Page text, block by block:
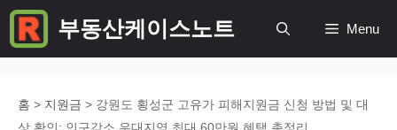
컨
텐
부동산케이스노트 Menu
홈 > 지원금 > 강원도 횡성군 고유가 피해지원금 신청 방법 및 대